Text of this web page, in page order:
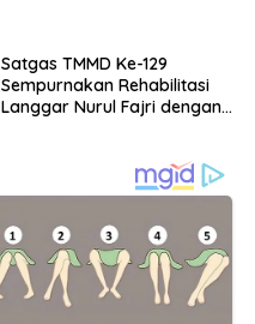
Satgas TMMD Ke-129
Sempurnakan Rehabilitasi
Langgar Nurul Fajri dengan